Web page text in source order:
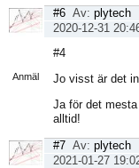
Anmäl
#6 Av: plytech
2020-12-31
#4
Jo visst är det
Ja för det
alltid!
#7 Av: plytech
2021-01-27